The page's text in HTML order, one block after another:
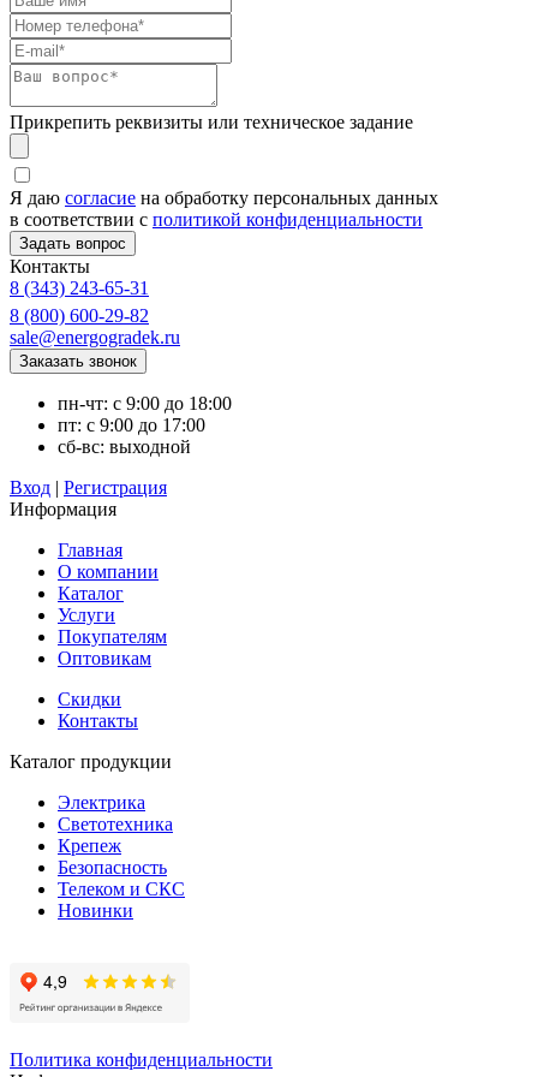
Прикрепить реквизиты или техническое задание
Я даю согласие на обработку персональных данных
в соответствии с политикой конфиденциальности
Контакты
8 (343) 243-65-31
8 (800) 600-29-82
sale@energogradek.ru
пн-чт: с 9:00 до 18:00
пт: с 9:00 до 17:00
сб-вс: выходной
Вход | Регистрация
Информация
Главная
О компании
Каталог
Услуги
Покупателям
Оптовикам
Скидки
Контакты
Каталог продукции
Электрика
Светотехника
Крепеж
Безопасность
Телеком и СКС
Новинки
Политика конфиденциальности